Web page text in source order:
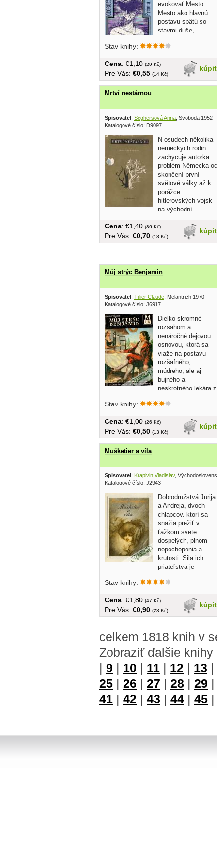
evokovať Mesto.
Mesto ako hlavnú
postavu spätú so
stavmi duše,
Stav knihy:
kúpiť
Cena: €1,10 (29 Kč)
Pre Vás: €0,55 (14 Kč)
Mrtví nestárnou
Spisovatel: Seghersová Anna , Svoboda 1952
Katalogové číslo: D9097
N osudech několika
německých rodin
zachycuje autorka
problém Německa od
skončení první
světové války až k
porážce
hitlerovských vojsk
na východní
kúpiť
Cena: €1,40 (36 Kč)
Pre Vás: €0,70 (18 Kč)
Můj strýc Benjamin
Spisovatel: Tillier Claude , Melantrich 1970
Katalogové číslo: J6917
Dielko skromné
rozsahom a
nenáročné dejovou
osnovou, ktorá sa
viaže na postavu
rozšafného,
múdreho, ale aj
bujného a
neskrotného lekára z
Stav knihy:
kúpiť
Cena: €1,00 (26 Kč)
Pre Vás: €0,50 (13 Kč)
Mušketier a víla
Spisovatel : Krapivin Vladislav,
Katalogové číslo: J2943
Dobrodružstvá Jurija
a Andreja, dvoch
chlapcov, ktorí sa
snažia prežiť v
ťažkom svete
dospelých, plnom
nepochopenia a
krutosti. Sila ich
priateľstva je
Stav knihy:
kúpiť
Cena: €1,80 (47 Kč)
Pre Vás: €0,90 (23 Kč)
celkem 1818 knih v
Zobraziť ďalšie
| 9 | 10 | 11 | 12 | 13 |
25 | 26 | 27 | 28 | 29
41 | 42 | 43 | 44 | 45